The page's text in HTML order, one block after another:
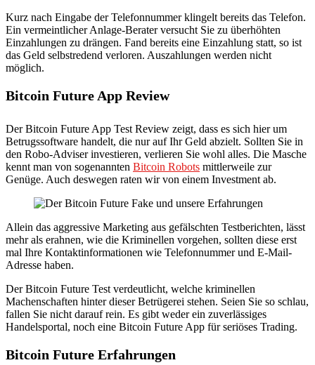
Kurz nach Eingabe der Telefonnummer klingelt bereits das Telefon.
Ein vermeintlicher Anlage-Berater versucht Sie zu überhöhten
Einzahlungen zu drängen. Fand bereits eine Einzahlung statt, so ist
das Geld selbstredend verloren. Auszahlungen werden nicht
möglich.
Bitcoin Future App Review
Der Bitcoin Future App Test Review zeigt, dass es sich hier um
Betrugssoftware handelt, die nur auf Ihr Geld abzielt. Sollten Sie in
den Robo-Adviser investieren, verlieren Sie wohl alles. Die Masche
kennt man von sogenannten Bitcoin Robots mittlerweile zur
Genüge. Auch deswegen raten wir von einem Investment ab.
Allein das aggressive Marketing aus gefälschten Testberichten, lässt
mehr als erahnen, wie die Kriminellen vorgehen, sollten diese erst
mal Ihre Kontaktinformationen wie Telefonnummer und E-Mail-
Adresse haben.
Der Bitcoin Future Test verdeutlicht, welche kriminellen
Machenschaften hinter dieser Betrügerei stehen. Seien Sie so schlau,
fallen Sie nicht darauf rein. Es gibt weder ein zuverlässiges
Handelsportal, noch eine Bitcoin Future App für seriöses Trading.
Bitcoin Future Erfahrungen